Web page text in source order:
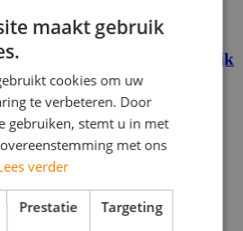
online enquêtes. Gemakkelijk
in de buurt)
maakt gebruik
cookies om uw
te verbeteren. Door
gebruiken, stemt u in met
met ons
verder
Prestatie Targeting